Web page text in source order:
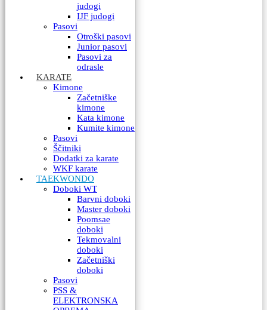
judogi
IJF judogi
Pasovi
Otroški pasovi
Junior pasovi
Pasovi za
odrasle
KARATE
Kimone
Začetniške
kimone
Kata kimone
Kumite kimone
Pasovi
Ščitniki
Dodatki za karate
WKF karate
TAEKWONDO
Doboki WT
Barvni doboki
Master doboki
Poomsae
doboki
Tekmovalni
doboki
Začetniški
doboki
Pasovi
PSS &
ELEKTRONSKA